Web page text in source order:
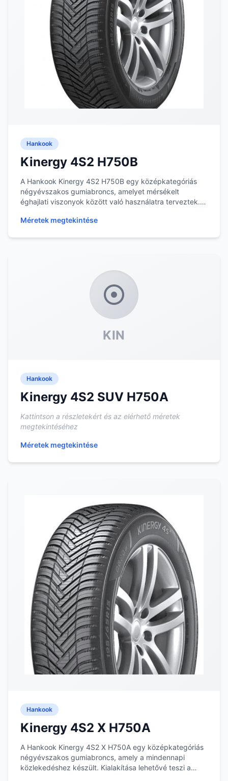
Hankook
Kinergy 4S2 H750B
A Hankook Kinergy 4S2 H750B egy középkategóriás
négyévszakos gumiabroncs, amelyet mérsékelt
éghajlati viszonyok között való használatra terveztek. A
Méretek megtekintése
KIN
Hankook
Kinergy 4S2 SUV H750A
Kattintson a részletekért és az elérhető méretek
megtekintéséhez
Méretek megtekintése
Hankook
Kinergy 4S2 X H750A
A Hankook Kinergy 4S2 X H750A egy középkategóriás
négyévszakos gumiabroncs, amely a mindennapi
közlekedéshez készült. Kialakítása lehetővé teszi a